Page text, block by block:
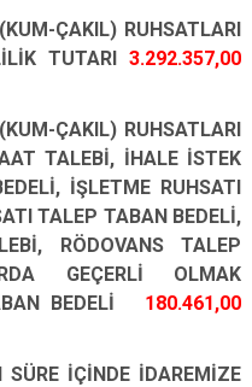
ÇAKIL) RUHSATLARI
TUTARI3.292.357,00
ÇAKIL) RUHSATLARI
TALEBİ, İHALE İSTEK
İŞLETME RUHSATI
TALEP TABAN BEDELİ,
RÖDOVANS TALEP
GEÇERLİ OLMAK
BEDELİ 180.461,00
SÜRE İÇİNDE İDAREMİZE